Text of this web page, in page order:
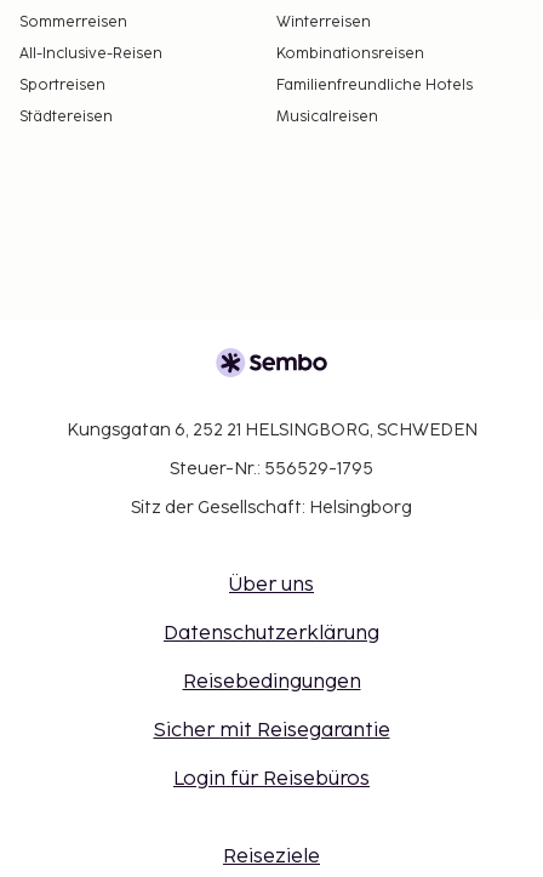
Sommerreisen
Winterreisen
All-Inclusive-Reisen
Kombinationsreisen
Sportreisen
Familienfreundliche Hotels
Städtereisen
Musicalreisen
Kungsgatan 6, 252 21 HELSINGBORG, SCHWEDEN
Steuer-Nr.: 556529-1795
Sitz der Gesellschaft: Helsingborg
Über uns
Datenschutzerklärung
Reisebedingungen
Sicher mit Reisegarantie
Login für Reisebüros
Reiseziele